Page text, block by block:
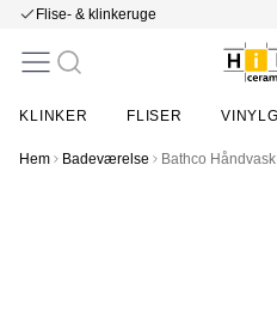
Flise- & klinkeruge
KLINKER FLISER
Hem Badeværelse Bathco